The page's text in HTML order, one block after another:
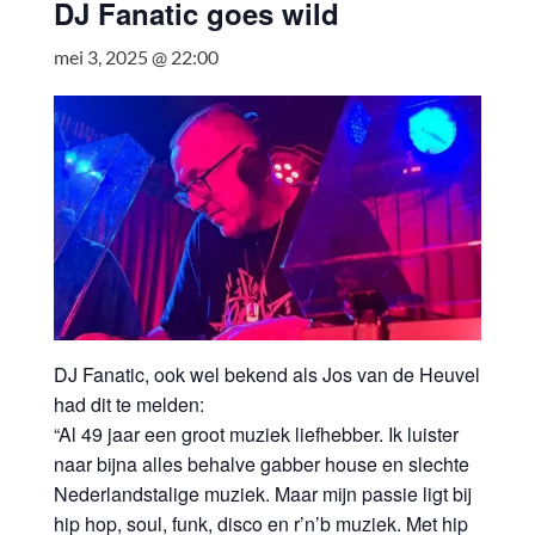
DJ Fanatic goes wild
mei 3, 2025 @ 22:00
DJ Fanatic, ook wel bekend als Jos van de Heuvel
had dit te melden:
“Al 49 jaar een groot muziek liefhebber. Ik luister
naar bijna alles behalve gabber house en slechte
Nederlandstalige muziek. Maar mijn passie ligt bij
hip hop, soul, funk, disco en r’n’b muziek. Met hip